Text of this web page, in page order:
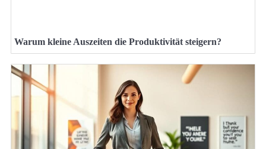
Warum kleine Auszeiten die Produktivität steigern?